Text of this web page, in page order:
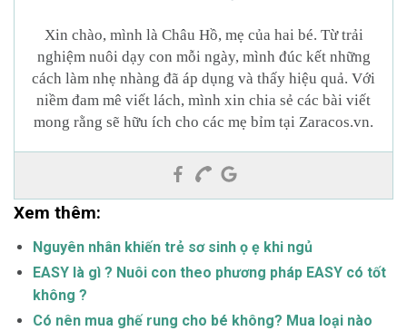
Xin chào, mình là Châu Hồ, mẹ của hai bé. Từ trải
nghiệm nuôi dạy con mỗi ngày, mình đúc kết những
cách làm nhẹ nhàng đã áp dụng và thấy hiệu quả. Với
niềm đam mê viết lách, mình xin chia sẻ các bài viết
mong rằng sẽ hữu ích cho các mẹ bỉm tại Zaracos.vn.
Xem thêm:
Nguyên nhân khiến trẻ sơ sinh ọ ẹ khi ngủ
EASY là gì ? Nuôi con theo phương pháp EASY có tốt
không ?
Có nên mua ghế rung cho bé không? Mua loại nào